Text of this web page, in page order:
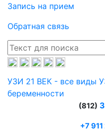
Запись на прием
Обратная связь
УЗИ 21 ВЕК - все виды
беременности
(812)
+7